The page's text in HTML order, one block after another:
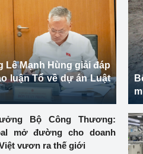
triển công nghiệp Công nghiệp
Chính sách
Sản xuất công
triển năng lượng
Mạnh Hùng giải đáp
luận Tổ về dự án Luật
Bộ Công Thương:
mở đường cho doanh
vươn ra thế giới